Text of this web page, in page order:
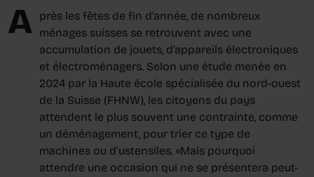
A près les fêtes de fin d’année, de nombreux
ménages suisses se retrouvent avec une
accumulation de jouets, d’appareils électroniques
et électroménagers. Selon une étude menée en
2024 par la Haute école spécialisée du nord-ouest
de la Suisse (FHNW), les citoyens du pays
attendent le plus souvent une contrainte, comme
un déménagement, pour trier ce type de
machines ou d’ustensiles. «Mais pourquoi
attendre une occasion qui ne se présentera peut-